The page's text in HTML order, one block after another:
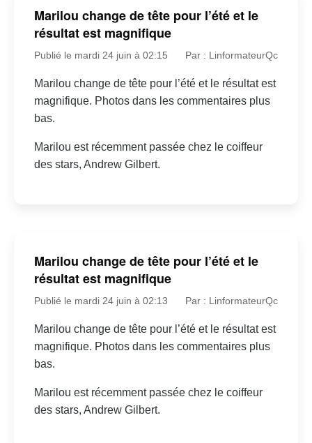
Marilou change de tête pour l’été et le
résultat est magnifique
Publié le mardi 24 juin à 02:15 Par : LinformateurQc
Marilou change de tête pour l’été et le résultat est
magnifique. Photos dans les commentaires plus
bas.
Marilou est récemment passée chez le coiffeur
des stars, Andrew Gilbert.
Marilou change de tête pour l’été et le
résultat est magnifique
Publié le mardi 24 juin à 02:13 Par : LinformateurQc
Marilou change de tête pour l’été et le résultat est
magnifique. Photos dans les commentaires plus
bas.
Marilou est récemment passée chez le coiffeur
des stars, Andrew Gilbert.